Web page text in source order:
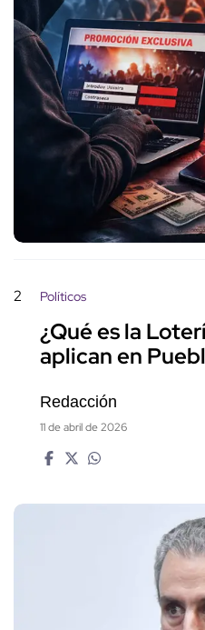
2 Políticos
¿Qué es la
aplican en
Redacción
11 de abril de 2026